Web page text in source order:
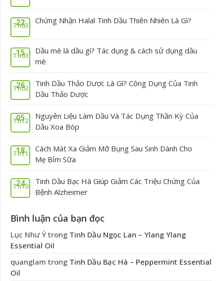
22
Th03 Chứng Nhận Halal Tinh Dầu Thiên Nhiên Là Gì?
15
Th03
Dầu mè là dầu gì? Tác dụng & cách sử dụng dầu
mè
26
Th02
Tinh Dầu Thảo Dược Là Gì? Công Dụng Của Tinh
Dầu Thảo Dược
05
Th12
Nguyên Liệu Làm Dầu Và Tác Dụng Thần Kỳ Của
Dầu Xoa Bóp
18
Th11
Cách Mát Xa Giảm Mỡ Bụng Sau Sinh Dành Cho
Mẹ Bỉm Sữa
24
Th10
Tinh Dầu Bạc Hà Giúp Giảm Các Triệu Chứng Của
Bệnh Alzheimer
Bình luận của bạn đọc
Lục Như Ý trong Tinh Dầu Ngọc Lan – Ylang Ylang
Essential Oil
quanglam trong Tinh Dầu Bạc Hà – Peppermint Essential
Oil